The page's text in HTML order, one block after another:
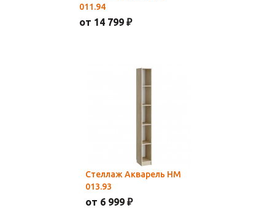
011.94
от 14 799 ₽
Стеллаж Акварель НМ
013.93
от 6 999 ₽